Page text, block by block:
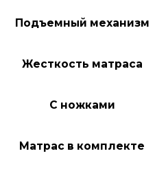
Подъемный механизм
Жесткость матраса
С ножками
Матрас в комплекте